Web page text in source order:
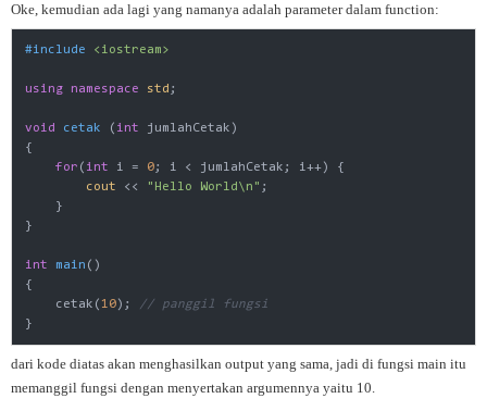
Oke, kemudian ada lagi yang namanya adalah parameter dalam function:
#include <iostream>
using namespace std ;
void cetak ( int jumlahCetak)
{
for ( int i = 0; i < jumlahCetak; i++) {
cout << "Hello World\n" ;
    }
}
int main ()
{
    cetak(
10); // panggil fungsi
}
dari kode diatas akan menghasilkan output yang sama, jadi di fungsi main itu
memanggil fungsi dengan menyertakan argumennya yaitu 10.